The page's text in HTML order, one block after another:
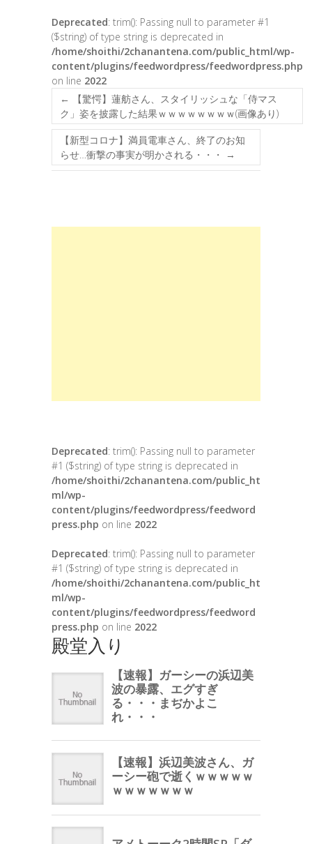
Deprecated: trim(): Passing null to parameter #1
($string) of type string is deprecated in
/home/shoithi/2chanantena.com/public_html/wp-
content/plugins/feedwordpress/feedwordpress.php
on line 2022
←
【驚愕】蓮舫さん、スタイリッシュな「侍マス
ク」姿を披露した結果ｗｗｗｗｗｗｗｗ(画像あり)
【新型コロナ】満員電車さん、終了のお知
らせ…衝撃の事実が明かされる・・・
→
Deprecated: trim(): Passing null to parameter
#1 ($string) of type string is deprecated in
/home/shoithi/2chanantena.com/public_ht
ml/wp-
content/plugins/feedwordpress/feedword
press.php on line 2022
Deprecated: trim(): Passing null to parameter
#1 ($string) of type string is deprecated in
/home/shoithi/2chanantena.com/public_ht
ml/wp-
content/plugins/feedwordpress/feedword
press.php on line 2022
殿堂入り